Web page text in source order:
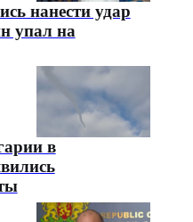
нанести удар
упал на
в